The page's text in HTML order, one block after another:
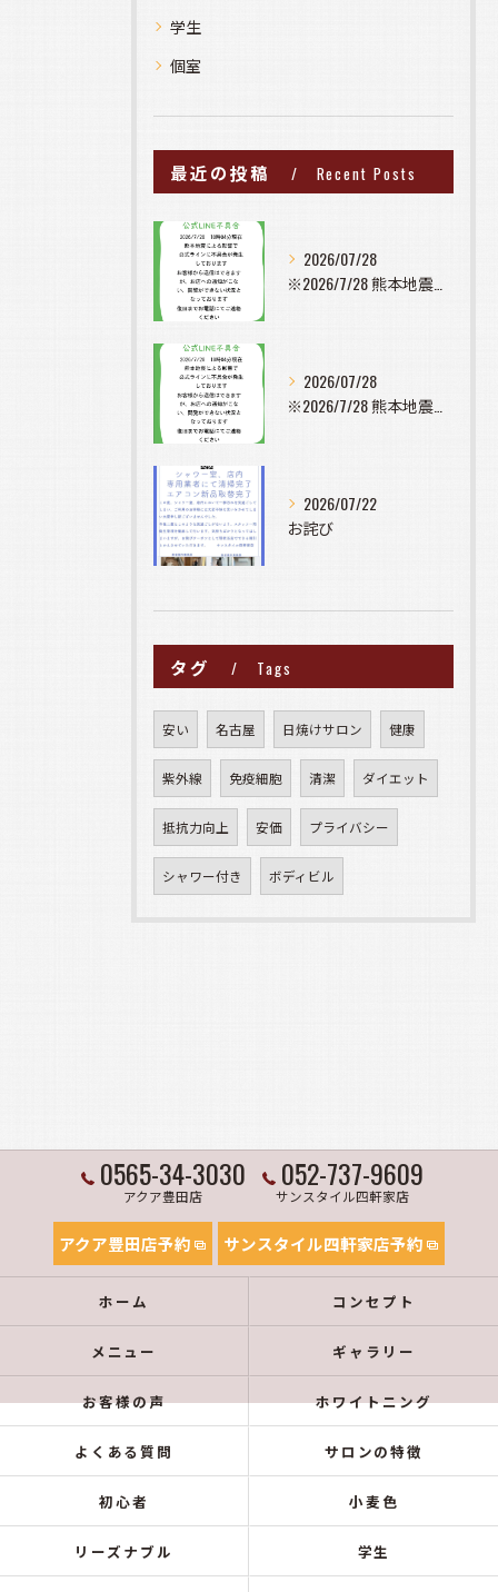
学生
個室
最近の投稿 Recent Posts
2026/07/28
2026/07/28
2026/07/22
お詫び
タグ Tags
安い 名古屋 日焼けサロン 健康
紫外線 免疫細胞 清潔 ダイエット
抵抗力向上 安価 プライバシー
シャワー付き ボディビル
0565-34-3030
アクア豊田店
052-737-9609
サンスタイル四軒家店
アクア豊田店予約 サンスタイル四軒家店予約
ホーム コンセプト
メニュー ギャラリー
お客様の声 ホワイトニング
よくある質問 サロンの特徴
初心者 小麦色
リーズナブル 学生